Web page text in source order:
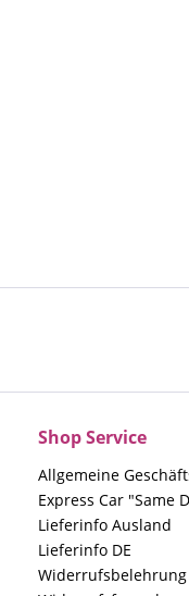
Shop Service
Allgemeine
Express Car "Same
Lieferinfo Ausland
Lieferinfo DE
Widerrufsbelehrung